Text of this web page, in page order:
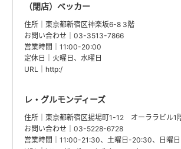
（閉店）ベッカー
住所｜東京都新宿区神楽坂6-8 3階
お問い合わせ｜03-3513-7866
営業時間｜11:00-20:00
定休日｜火曜日、水曜日
URL｜http:/
レ・グルモンディーズ
住所｜東京都新宿区揚場町1-12 オーララビル1
お問い合わせ｜03-5228-6728
営業時間｜11:00-21:30、土曜日-20:30、日曜